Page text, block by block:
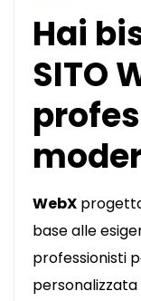
Hai
SITO
WebX
base alle
professionisti
personalizzata